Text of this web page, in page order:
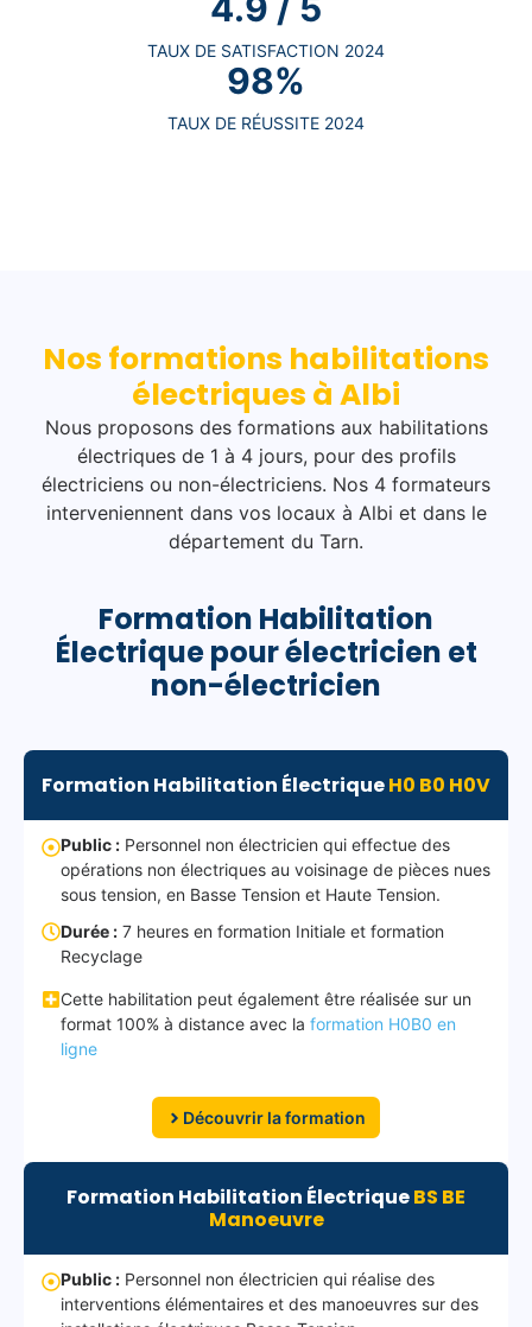
TAUX DE SATISFACTION 2024
98%
TAUX DE RÉUSSITE 2024
Nos formations habilitations
électriques à Albi
Nous proposons des formations aux habilitations
électriques de 1 à 4 jours, pour des profils
électriciens ou non-électriciens. Nos 4 formateurs
interveniennent dans vos locaux à Albi et dans le
département du Tarn.
Formation Habilitation
Électrique pour électricien et
non-électricien
Formation Habilitation ÉlectriqueH0 B0 H0V
Public : Personnel non électricien qui effectue des
opérations non électriques au voisinage de pièces nues
sous tension, en Basse Tension et Haute Tension.
Durée : 7 heures en formation Initiale et formation
Recyclage
Cette habilitation peut également être réalisée sur un
format 100% à distance avec la formation H0B0 en
ligne
Découvrir la formation
Formation Habilitation ÉlectriqueBS BE
Manoeuvre
Public : Personnel non électricien qui réalise des
interventions élémentaires et des manoeuvres sur des